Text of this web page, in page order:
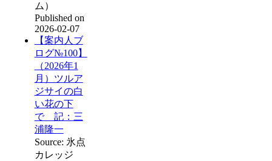
ム）
Published on
2026-02-07
【案内人ブ
ログ№100】
（2026年1
月）ツルア
ジサイの白
い花の下
で 記：三
浦隆一
Source: 氷点
カレッジ